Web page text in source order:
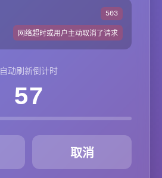
503
网络超时或用户主动取消了请求
自动刷新倒计时
57
取消